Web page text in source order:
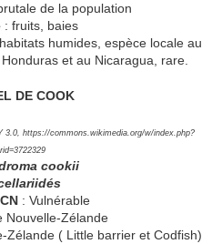
de la population
: fruits, baies
humides, espèce locale au
et au Nicaragua, rare.
DE COOK
3.0, https://commons.wikimedia.org/w/index.php?
cookii
: Vulnérable
Nouvelle-Zélande
Zélande ( Little barrier et Codfish)